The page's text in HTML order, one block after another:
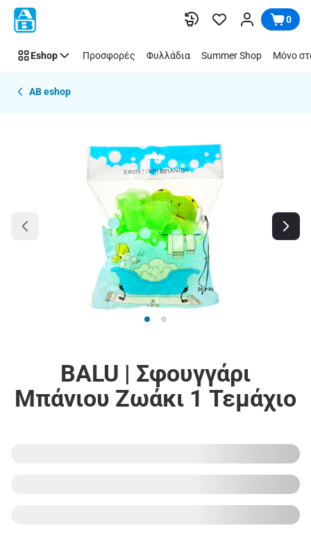
Παράλειψη 0
Eshop Προσφορές Φυλλάδια Summer Shop Μόνο
AB eshop
BALU | Σφουγγάρι
Μπάνιου Ζωάκι 1 Τεμάχιο